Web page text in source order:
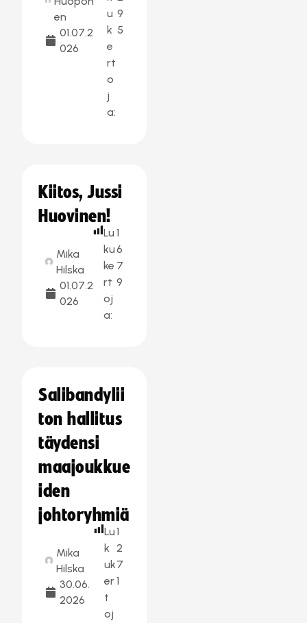
en
01.07.2
026
u
k
e
rt
o
j
a:
9
5
Kiitos, Jussi
Huovinen!
Mika
Hilska
01.07.2
026
Lu
ku
ke
rt
oj
a:
1
6
7
9
Salibandylii
ton hallitus
täydensi
maajoukkue
iden
johtoryhmiä
Mika
Hilska
30.06.
2026
Lu
k
uk
er
t
oj
1
2
7
1